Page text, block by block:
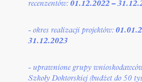
recenzentów: 01.12.2022 –
- okres realizacji projektów:
31.12.2023
- uprawnione grupy
Szkoły Doktorskiej (budżet do 50